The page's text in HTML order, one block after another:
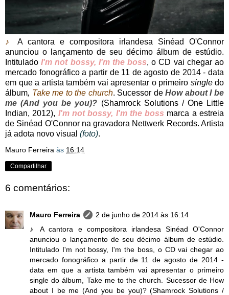
♪
A cantora e compositora irlandesa Sinéad O'Connor
anunciou o lançamento de seu décimo álbum de estúdio.
IntituladoI'm not bossy, I'm the boss, o CD vai chegar ao
mercado fonográfico a partir de 11 de agosto de 2014 - data
em que a artista também vai apresentar o primeiro singledo
álbum, Take me to the church. Sucessor deHow about I be
me (And you be you)? (Shamrock Solutions / One Little
Indian, 2012), I'm not bossy, I'm the boss marca a estreia
de Sinéad O'Connor na gravadora Nettwerk Records. Artista
já adota novo visual (foto).
Mauro Ferreira às 16:14
Compartilhar
6 comentários:
Mauro Ferreira
2 de junho de 2014 às 16:14
♪ A cantora e compositora irlandesa Sinéad O'Connor
anunciou o lançamento de seu décimo álbum de estúdio.
Intitulado I'm not bossy, I'm the boss, o CD vai chegar ao
mercado fonográfico a partir de 11 de agosto de 2014 -
data em que a artista também vai apresentar o primeiro
single do álbum, Take me to the church. Sucessor de How
about I be me (And you be you)? (Shamrock Solutions /